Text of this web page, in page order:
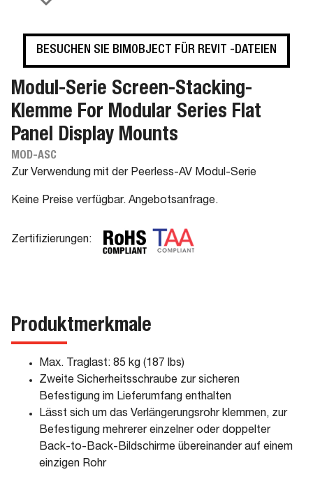
BESUCHEN SIE BIMOBJECT FÜR REVIT -DATEIEN
Modul-Serie Screen-Stacking-
Klemme For Modular Series Flat
Panel Display Mounts
MOD-ASC
Zur Verwendung mit der Peerless-AV Modul-Serie
Keine Preise verfügbar. Angebotsanfrage.
Zertifizierungen:
Produktmerkmale
Max. Traglast: 85 kg (187 lbs)
Zweite Sicherheitsschraube zur sicheren
Befestigung im Lieferumfang enthalten
Lässt sich um das Verlängerungsrohr klemmen, zur
Befestigung mehrerer einzelner oder doppelter
Back-to-Back-Bildschirme übereinander auf einem
einzigen Rohr